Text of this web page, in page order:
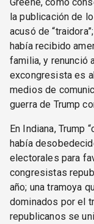
Greene, como
la publicación de
acusó de
había recibido
familia, y renunció
excongresista es
medios de
guerra de Trump
En Indiana, Trump
había
electorales para
congresistas
año; una tramoya
dominados por el
republicanos se